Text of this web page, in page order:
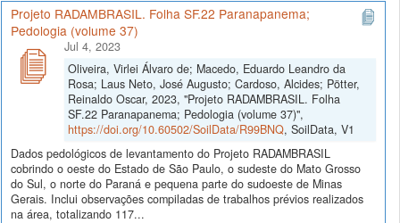
Projeto RADAMBRASIL. Folha SF.22 Paranapanema;
Pedologia (volume 37)
Jul 4, 2023
Oliveira, Virlei Álvaro de; Macedo, Eduardo Leandro da
Rosa; Laus Neto, José Augusto; Cardoso, Alcides; Pötter,
Reinaldo Oscar, 2023, "Projeto RADAMBRASIL. Folha
SF.22 Paranapanema; Pedologia (volume 37)",
https://doi.org/10.60502/SoilData/R99BNQ, SoilData, V1
Dados pedológicos de levantamento do Projeto RADAMBRASIL
cobrindo o oeste do Estado de São Paulo, o sudeste do Mato Grosso
do Sul, o norte do Paraná e pequena parte do sudoeste de Minas
Gerais. Inclui observações compiladas de trabalhos prévios realizados
na área, totalizando 117...